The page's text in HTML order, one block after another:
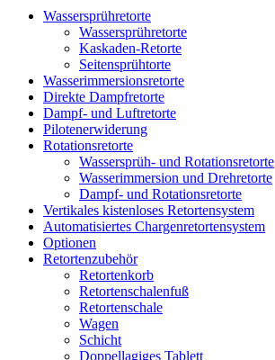
Wassersprühretorte
Wassersprühretorte
Kaskaden-Retorte
Seitensprühtorte
Wasserimmersionsretorte
Direkte Dampfretorte
Dampf- und Luftretorte
Pilotenerwiderung
Rotationsretorte
Wassersprüh- und Rotationsretorte
Wasserimmersion und Drehretorte
Dampf- und Rotationsretorte
Vertikales kistenloses Retortensystem
Automatisiertes Chargenretortensystem
Optionen
Retortenzubehör
Retortenkorb
Retortenschalenfuß
Retortenschale
Wagen
Schicht
Doppellagiges Tablett